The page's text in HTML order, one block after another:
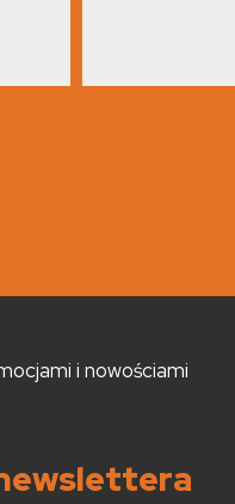
i nowościami